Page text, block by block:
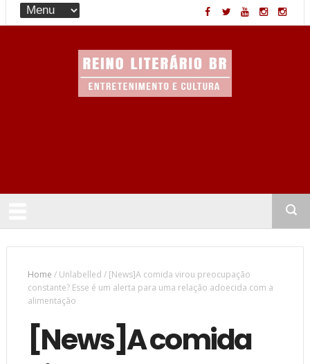
Home /Unlabelled / [News]A comida virou preocupação
constante? Esse é um alerta para uma relação adoecida com a
alimentação
[News]A comida